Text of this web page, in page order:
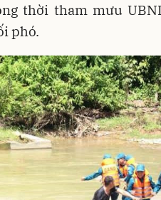
thời tham mưu
phó.